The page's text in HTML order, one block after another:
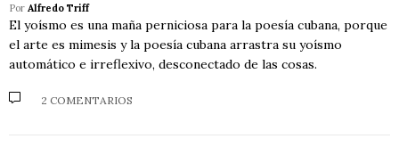
Por Alfredo Triff
El yoísmo es una maña perniciosa para la poesía cubana, porque
el arte es mimesis y la poesía cubana arrastra su yoísmo
automático e irreflexivo, desconectado de las cosas.
2 COMENTARIOS